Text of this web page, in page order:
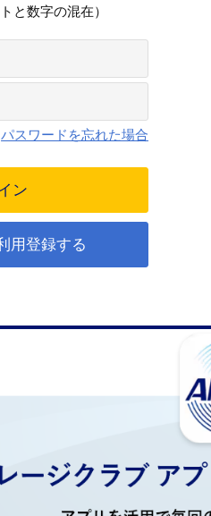
と数字の混在）
パスワードを忘れた場合
用登録する